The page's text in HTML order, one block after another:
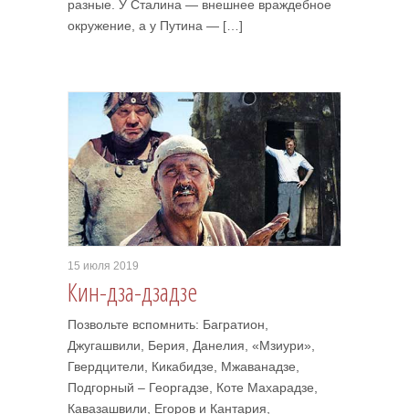
разные. У Сталина — внешнее враждебное
окружение, а у Путина — […]
15 июля 2019
Кин-дза-дзадзе
Позвольте вспомнить: Багратион,
Джугашвили, Берия, Данелия, «Мзиури»,
Гвердцители, Кикабидзе, Мжаванадзе,
Подгорный – Георгадзе, Коте Махарадзе,
Кавазашвили, Егоров и Кантария,